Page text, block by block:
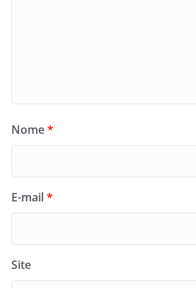
Nome*
E-mail*
Site